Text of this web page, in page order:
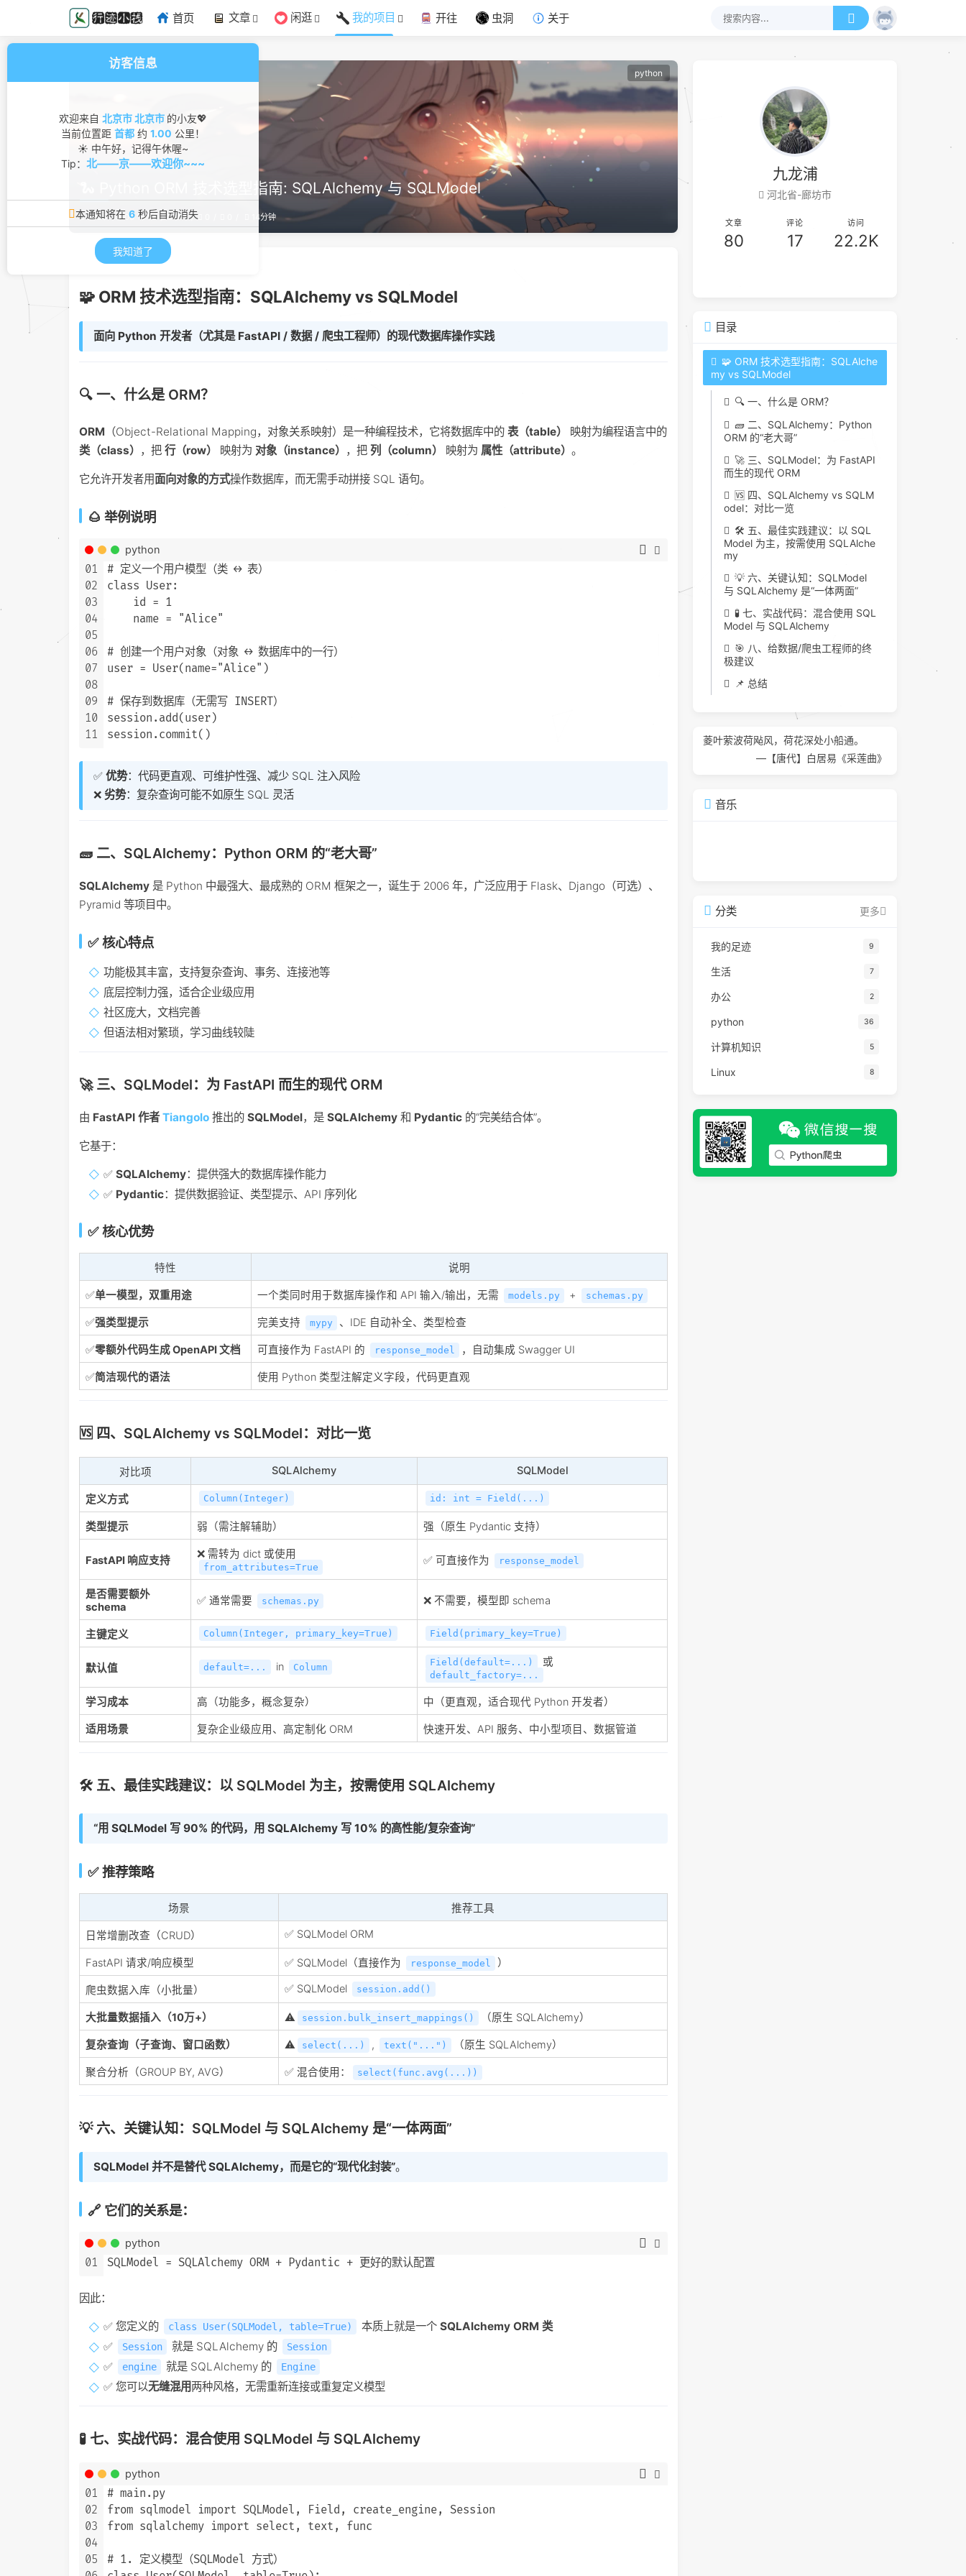
首页 文章 闲逛 我的项目 开往 虫洞 关于
python
🐍 Python ORM 技术选型指南: SQLAlchemy 与 SQLModel
2025-09-03 16:00 371 14分钟
🧩 ORM 技术选型指南：SQLAlchemy vs SQLModel
面向 Python 开发者（尤其是 FastAPI / 数据 / 爬虫工程师）的现代数据库操作实践
🔍 一、什么是 ORM？
ORM （Object-Relational Mapping，对象关系映射）是一种编程技术，它将数据库中的 表（table）
映射为编程语言中的
类（class） ，把 行（row） 映射为 对象（instance） ，把 列（column） 映射为 属性（attribute） 。
它允许开发者用面向对象的方式操作数据库，而无需手动拼接 SQL 语句。
🌰 举例说明
python
01
02
03
04
05
06
07
08
09
10
11
# 定义一个用户模型（类 ↔ 表）
class User:
    id = 1
    name = "Alice"
# 创建一个用户对象（对象 ↔ 数据库中的一行）
user = User(name="Alice")
# 保存到数据库（无需写 INSERT）
session.add(user)
✅ 优势：代码更直观、可维护性强、减少 SQL 注入风险
❌ 劣势：复杂查询可能不如原生 SQL 灵活
🧱 二、SQLAlchemy：Python ORM 的“老大哥”
SQLAlchemy 是 Python 中最强大、最成熟的 ORM 框架之一，诞生于 2006 年，广泛应用于 Flask、Django（可选）、
Pyramid 等项目中。
✅ 核心特点
功能极其丰富，支持复杂查询、事务、连接池等
底层控制力强，适合企业级应用
社区庞大，文档完善
但语法相对繁琐，学习曲线较陡
🚀 三、SQLModel：为 FastAPI 而生的现代 ORM
由 FastAPI 作者Tiangolo 推出的 SQLModel，是 SQLAlchemy 和 Pydantic 的“完美结合体”。
它基于：
✅SQLAlchemy：提供强大的数据库操作能力
✅ Pydantic：提供数据验证、类型提示、API 序列化
✅ 核心优势
特性 说明
✅单一模型，双重用途 一个类同时用于数据库操作和 API 输入/输出，无需 models.py + schemas.py
✅强类型提示 完美支持 mypy 、IDE 自动补全、类型检查
✅零额外代码生成 OpenAPI 文档 可直接作为 FastAPI 的 response_model ，自动集成 Swagger UI
✅简洁现代的语法 使用 Python 类型注解定义字段，代码更直观
🆚 四、SQLAlchemy vs SQLModel：对比一览
对比项 SQLAlchemy SQLModel
定义方式 Column(Integer) id: int = Field(...)
类型提示 弱（需注解辅助） 强（原生 Pydantic 支持）
FastAPI 响应支持 ❌ 需转为 dict 或使用
from_attributes=True
✅ 可直接作为 response_model
是否需要额外
schema
✅ 通常需要 schemas.py ❌ 不需要，模型即 schema
主键定义 Column(Integer, primary_key=True) Field(primary_key=True)
默认值 default=... in Column Field(default=...) 或
default_factory=...
学习成本 高（功能多，概念复杂） 中（更直观，适合现代 Python 开发者）
适用场景 复杂企业级应用、高定制化 ORM 快速开发、API 服务、中小型项目、数据管道
🛠️ 五、最佳实践建议：以 SQLModel 为主，按需使用 SQLAlchemy
“用 SQLModel 写 90% 的代码，用 SQLAlchemy 写 10% 的高性能/复杂查询”
✅ 推荐策略
场景 推荐工具
日常增删改查（CRUD） ✅ SQLModel ORM
FastAPI 请求/响应模型 ✅ SQLModel（直接作为 response_model ）
爬虫数据入库（小批量） ✅ SQLModel session.add()
大批量数据插入（10万+） ⚠️ session.bulk_insert_mappings() （原生 SQLAlchemy）
复杂查询（子查询、窗口函数） ⚠️ select(...) , text("...") （原生 SQLAlchemy）
聚合分析（GROUP BY, AVG） ✅ 混合使用： select(func.avg(...))
💡 六、关键认知：SQLModel 与 SQLAlchemy 是“一体两面”
SQLModel 并不是替代 SQLAlchemy，而是它的“现代化封装”。
🔗 它们的关系是：
python
01
因此：
✅ 您定义的 class User(SQLModel, table=True) 本质上就是一个SQLAlchemy ORM 类
✅
Session 就是 SQLAlchemy 的 Session
✅ engine 就是 SQLAlchemy 的 Engine
✅ 您可以无缝混用两种风格，无需重新连接或重复定义模型
🧪 七、实战代码：混合使用 SQLModel 与 SQLAlchemy
python
01
02
03
04
05
# main.py
from sqlmodel import SQLModel, Field, create_engine, Session
from sqlalchemy import select, text, func
# 1. 定义模型（SQLModel 方式）
九龙浦
河北省-廊坊市
文章
80
评论
17
访问
22.2K
目录
🧩 ORM 技术选型指南：SQLAlche
my vs SQLModel
🔍 一、什么是 ORM？
🧱 二、SQLAlchemy：Python
ORM 的“老大哥”
🚀 三、SQLModel：为 FastAPI
而生的现代 ORM
🆚 四、SQLAlchemy vs SQLM
odel：对比一览
🛠️ 五、最佳实践建议：以 SQL
Model 为主，按需使用 SQLAlche
my
💡 六、关键认知：SQLModel
与 SQLAlchemy 是“一体两面”
🧪 七、实战代码：混合使用 SQL
Model 与 SQLAlchemy
🎯 八、给数据/爬虫工程师的终
极建议
📌 总结
菱叶萦波荷飐风，荷花深处小船通。
—【唐代】白居易《采莲曲》
音乐
分类 更多
我的足迹 9
生活 7
办公 2
python 36
计算机知识 5
Linux 8
访客信息
欢迎来自 北京市 北京市 的小友💖
当前位置距 首都 约 1.00 公里！
☀ 中午好，记得午休喔~
Tip： 北——京——欢迎你~~~
本通知将在 4秒后自动消失
我知道了